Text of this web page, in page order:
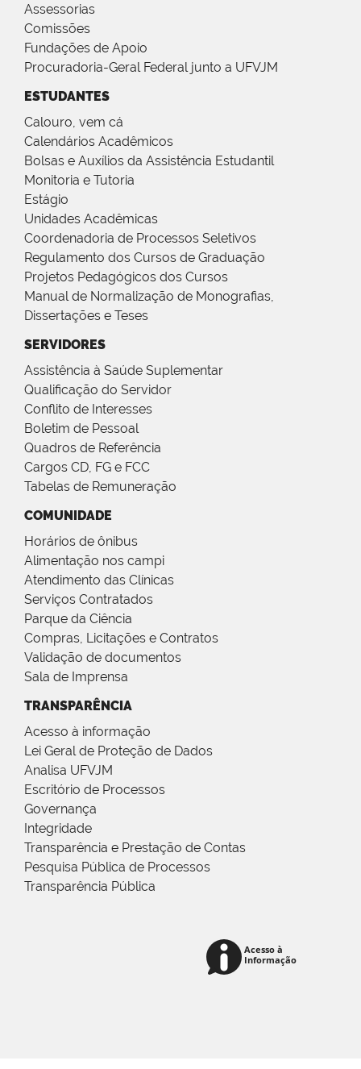
Assessorias
Comissões
Fundações de Apoio
Procuradoria-Geral Federal junto a UFVJM
ESTUDANTES
Calouro, vem cá
Calendários Acadêmicos
Bolsas e Auxílios da Assistência Estudantil
Monitoria e Tutoria
Estágio
Unidades Acadêmicas
Coordenadoria de Processos Seletivos
Regulamento dos Cursos de Graduação
Projetos Pedagógicos dos Cursos
Manual de Normalização de Monografias,
Dissertações e Teses
SERVIDORES
Assistência à Saúde Suplementar
Qualificação do Servidor
Conflito de Interesses
Boletim de Pessoal
Quadros de Referência
Cargos CD, FG e FCC
Tabelas de Remuneração
COMUNIDADE
Horários de ônibus
Alimentação nos campi
Atendimento das Clínicas
Serviços Contratados
Parque da Ciência
Compras, Licitações e Contratos
Validação de documentos
Sala de Imprensa
TRANSPARÊNCIA
Acesso à informação
Lei Geral de Proteção de Dados
Analisa UFVJM
Escritório de Processos
Governança
Integridade
Transparência e Prestação de Contas
Pesquisa Pública de Processos
Transparência Pública